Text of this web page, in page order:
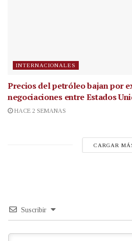
INTERNACIONALES
Precios del petróleo bajan por
negociaciones entre Estados
HACE 2 SEMANAS
CARGAR
Suscribir